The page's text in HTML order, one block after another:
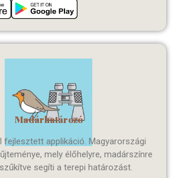
Madárhatározó
fejlesztett applikáció. Magyarországi
mely élőhelyre, madárszínre
segíti a terepi határozást.